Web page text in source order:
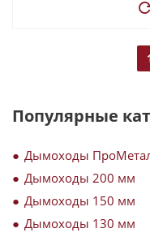
Популярные
Дымоходы
Дымоходы 200 мм
Дымоходы 150 мм
Дымоходы 130 мм